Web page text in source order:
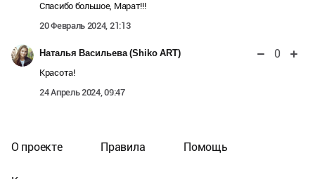
Спасибо большое, Марат!!!
20 Февраль 2024, 21:13
Наталья Васильева (Shiko ART) 0
Красота!
24 Апрель 2024, 09:47
О проекте Правила Помощь